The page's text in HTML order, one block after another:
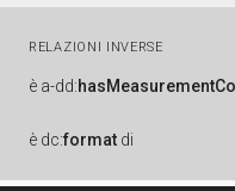
RELAZIONI INVERSE
è a-dd:
è dc:format di